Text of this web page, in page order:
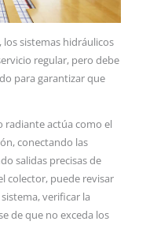
sistemas hidráulicos
regular, pero debe
para garantizar que
radiante actúa como el
conectando las
salidas precisas de
colector, puede revisar
verificar la
de que no exceda los